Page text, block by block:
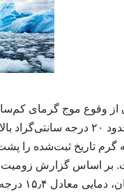
از وقوع موج گرمای
برخی نقاط این قاره یخ‌زده
گرم تاریخ ثبت‌شده را